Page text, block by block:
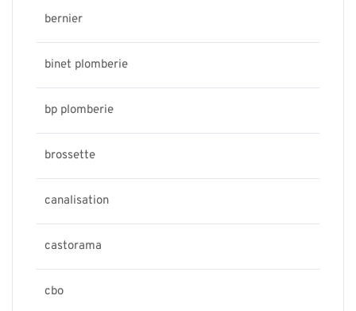
bernier
binet plomberie
bp plomberie
brossette
canalisation
castorama
cbo